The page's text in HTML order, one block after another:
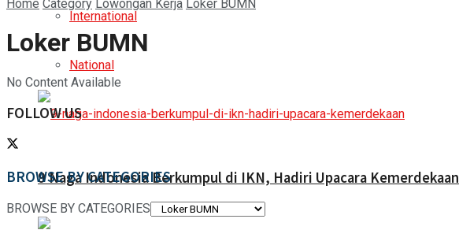
International
National
9 Naga Indonesia Berkumpul di IKN, Hadiri Upacara Kemerdekaan
Home Category Lowongan Kerja Loker BUMN
Loker BUMN
No Content Available
FOLLOW US
BROWSE BY CATEGORIES
BROWSE BY CATEGORIES